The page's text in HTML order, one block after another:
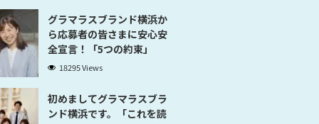
グラマラスブランド横浜か
ら応募者の皆さまに安心安
全宣言！「5つの約束」
18295 Views
初めましてグラマラスブラ
ンド横浜です。「これを読